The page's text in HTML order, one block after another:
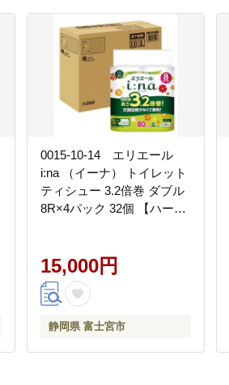
0015-10-14 エリエール
i:na （イーナ） トイレット
ティシュー 3.2倍巻 ダブル
8R×4パック 32個 【ハーフ
15,000円
静岡県 富士宮市